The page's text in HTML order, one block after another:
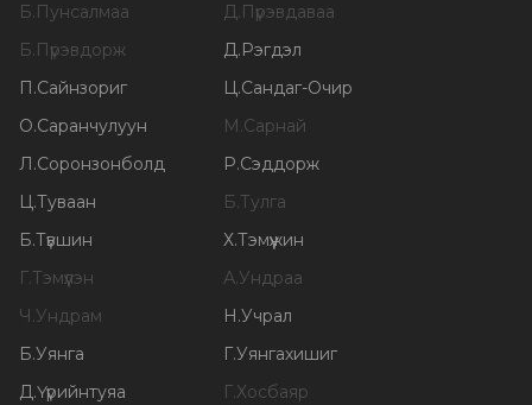
Б. Пунсалмаа Д. Пүрэвдаваа
Б. Пүрэвдорж Д. Рэгдэл
П .Сайнзориг Ц.Сандаг-Очир
О.Саранчулуун М .Сарнай
Л .Соронзонболд Р.Сэддорж
Ц.Туваан Б.Тулга
Б.Түвшин Х.Тэмүүжин
Г.Тэмүүлэн А.Ундраа
Ч .Ундрам Н .Учрал
Б.Уянга Г.Уянгахишиг
Д.Үүрийнтуяа Г.Хосбаяр